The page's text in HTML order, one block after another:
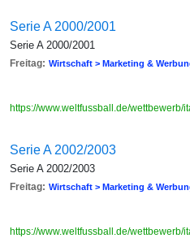
Serie A 2000/2001
Serie A 2000/2001
Freitag: Wirtschaft > Marketing &
https://www.weltfussball.de/wettbewerb/
Serie A 2002/2003
Serie A 2002/2003
Freitag: Wirtschaft > Marketing &
https://www.weltfussball.de/wettbewerb/